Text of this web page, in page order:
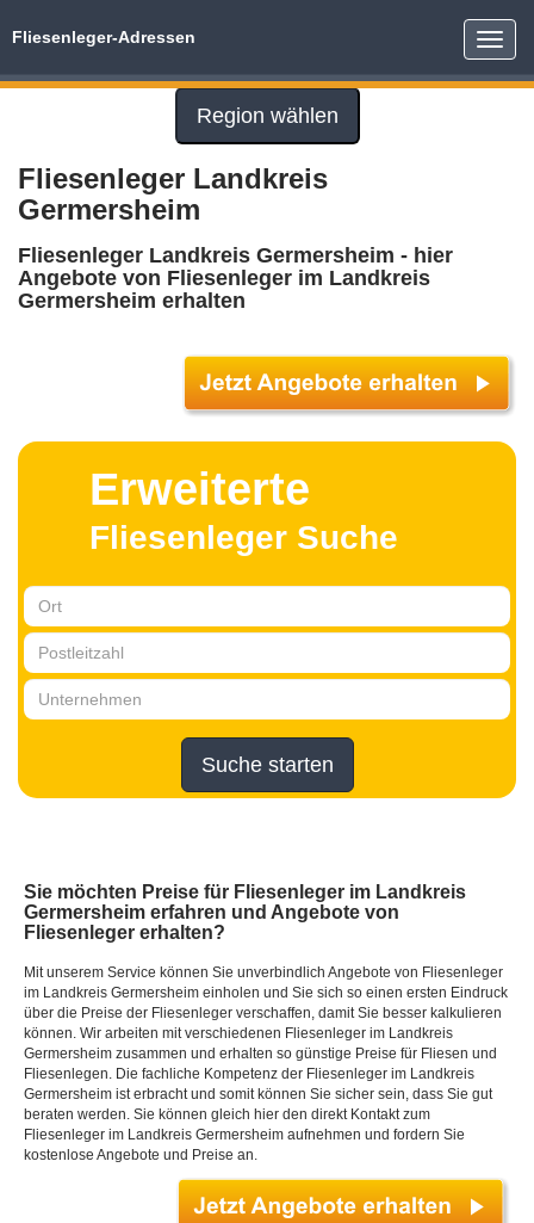
Toggle
Fliesenleger-Adressen
Region wählen
Fliesenleger Landkreis
Germersheim
Fliesenleger Landkreis Germersheim - hier
Angebote von Fliesenleger im Landkreis
Germersheim erhalten
Erweiterte
Fliesenleger Suche
Suche starten
Sie möchten Preise für Fliesenleger im Landkreis
Germersheim erfahren und Angebote von
Fliesenleger erhalten?
Mit unserem Service können Sie unverbindlich Angebote von Fliesenleger
im Landkreis Germersheim einholen und Sie sich so einen ersten Eindruck
über die Preise der Fliesenleger verschaffen, damit Sie besser kalkulieren
können. Wir arbeiten mit verschiedenen Fliesenleger im Landkreis
Germersheim zusammen und erhalten so günstige Preise für Fliesen und
Fliesenlegen. Die fachliche Kompetenz der Fliesenleger im Landkreis
Germersheim ist erbracht und somit können Sie sicher sein, dass Sie gut
beraten werden. Sie können gleich hier den direkt Kontakt zum
Fliesenleger im Landkreis Germersheim aufnehmen und fordern Sie
kostenlose Angebote und Preise an.